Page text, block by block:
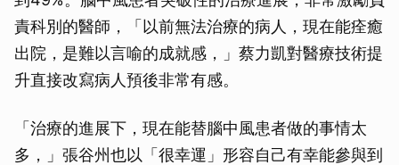
責科別的醫師，「以前無法治療的病人，現在能痊癒
出院，是難以言喻的成就感，」蔡力凱對醫療技術提
升直接改寫病人預後非常有感。
「治療的進展下，現在能替腦中風患者做的事情太
多，」張谷州也以「很幸運」形容自己有幸能參與到